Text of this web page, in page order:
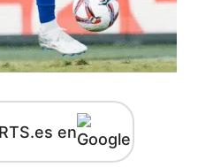
en